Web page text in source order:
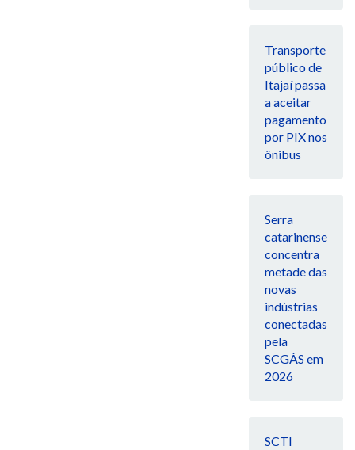
Transporte
público de
Itajaí passa
a aceitar
pagamento
por PIX nos
ônibus
Serra
catarinense
concentra
metade das
novas
indústrias
conectadas
pela
SCGÁS em
2026
SCTI